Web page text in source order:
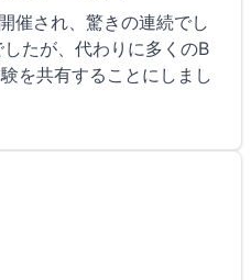
催され、驚きの連続でし
たが、代わりに多くのB
を共有することにしまし